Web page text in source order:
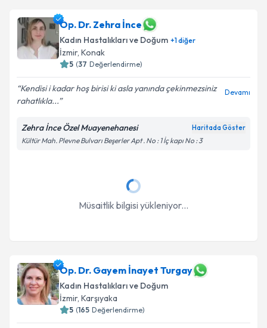
E-posta Adresiniz
Kişisel verilerimin işlenmesine ilişkinAydınlatma
Metni'ni okudum ve kişisel verilerimin belirtilen
kapsamda işlenmesini kabul ediyorum.
Takvim Talebini Gönder
Op. Dr. Zehra İnce
Kadın Hastalıkları ve Doğum +1diğer
İzmir, Konak
5 (37 Değerlendirme)
Kendisi i kadar hoş birisi ki asla yanında çekinmezsiniz
rahatlıkla...
Devamı
Zehra İnce Özel Muayenehanesi Haritada Göster
Kültür Mah. Plevne Bulvarı Beşerler Apt . No : 1 İç kapı No : 3
Müsaitlik bilgisi yükleniyor...
Op. Dr. Gayem İnayet Turgay
Kadın Hastalıkları ve Doğum
İzmir, Karşıyaka
5 (165 Değerlendirme)